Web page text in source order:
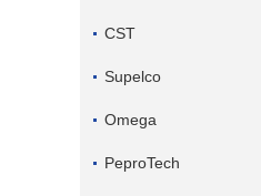
CST
Supelco
Omega
PeproTech